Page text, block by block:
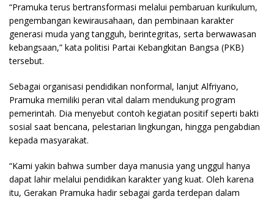
“Pramuka terus bertransformasi melalui pembaruan kurikulum,
pengembangan kewirausahaan, dan pembinaan karakter
generasi muda yang tangguh, berintegritas, serta berwawasan
kebangsaan,” kata politisi Partai Kebangkitan Bangsa (PKB)
tersebut.
Sebagai organisasi pendidikan nonformal, lanjut Alfriyano,
Pramuka memiliki peran vital dalam mendukung program
pemerintah. Dia menyebut contoh kegiatan positif seperti bakti
sosial saat bencana, pelestarian lingkungan, hingga pengabdian
kepada masyarakat.
“Kami yakin bahwa sumber daya manusia yang unggul hanya
dapat lahir melalui pendidikan karakter yang kuat. Oleh karena
itu, Gerakan Pramuka hadir sebagai garda terdepan dalam